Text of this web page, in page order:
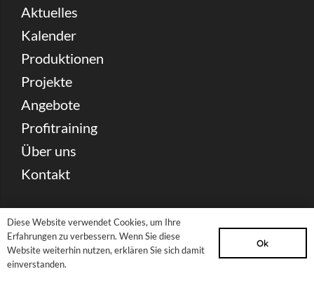
Aktuelles
Kalender
Produktionen
Projekte
Angebote
Profitraining
Über uns
Kontakt
Spenden
Partnerschaft & Förderung
Presse Download
Diese Website verwendet Cookies, um Ihre
Erfahrungen zu verbessern. Wenn Sie diese
Website weiterhin nutzen, erklären Sie sich damit
einverstanden.
Ok